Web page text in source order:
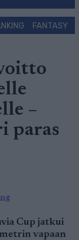
FANTASY
–
paras
Cup jatkui
vapaan